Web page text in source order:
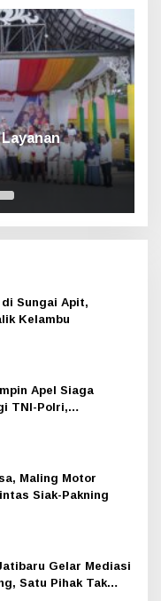
Bupati Afni
Sungai Apit,
Kelambu
Apel Siaga
TNI-Polri,
Maling Motor
Siak-Pakning
Gelar Mediasi
Satu Pihak Tak